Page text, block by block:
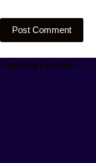
Post Comment
Trending Produk